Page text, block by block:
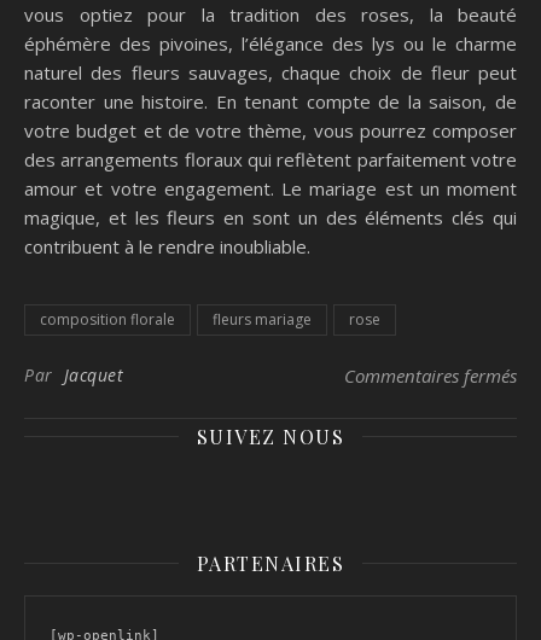
vous optiez pour la tradition des roses, la beauté
éphémère des pivoines, l’élégance des lys ou le charme
naturel des fleurs sauvages, chaque choix de fleur peut
raconter une histoire. En tenant compte de la saison, de
votre budget et de votre thème, vous pourrez composer
des arrangements floraux qui reflètent parfaitement votre
amour et votre engagement. Le mariage est un moment
magique, et les fleurs en sont un des éléments clés qui
contribuent à le rendre inoubliable.
composition florale fleurs mariage rose
Par Jacquet Commentaires fermés
SUIVEZ NOUS
PARTENAIRES
[wp-openlink]